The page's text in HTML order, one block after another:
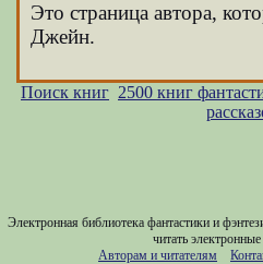
Это страница автора,
Джейн.
Поиск книг 2500 книг
Электронная библиотека фантастики и
читать
Авторам и читателям